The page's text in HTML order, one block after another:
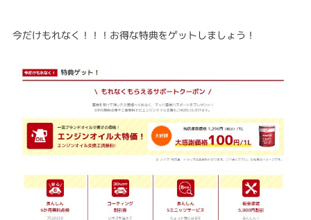
今だけもれなく！！！お得な特典をゲットしましょう！